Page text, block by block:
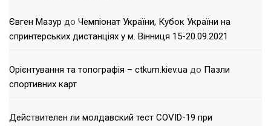
Євген Мазур до Чемпіонат України, Кубок України на
спринтерських дистанціях у м. Вінниця 15-20.09.2021
Орієнтування та топографія – ctkum.kiev.ua до Пазли
спортивних карт
Действителен ли молдавский тест COVID-19 при